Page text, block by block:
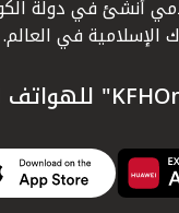
الإسلامية في